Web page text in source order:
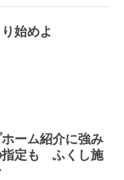
始めよ
ーム紹介に強み
指定も ふくし施